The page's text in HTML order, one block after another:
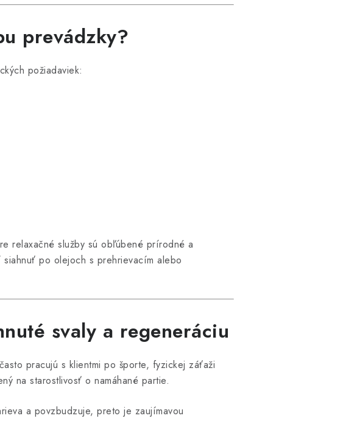
prevádzky?
požiadaviek:
relaxačné služby sú obľúbené prírodné a
po olejoch s prehrievacím alebo
svaly a regeneráciu
pracujú s klientmi po športe, fyzickej záťaži
na starostlivosť o namáhané partie.
a povzbudzuje, preto je zaujímavou